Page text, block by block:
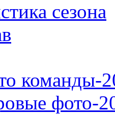
сезона
команды-
фото-